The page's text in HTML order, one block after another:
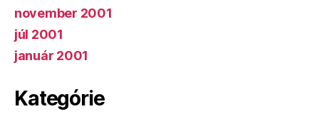
november 2001
júl 2001
január 2001
Kategórie